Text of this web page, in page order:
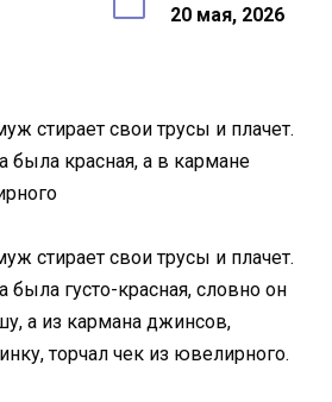
20 мая, 2026
стирает свои трусы и плачет.
была красная, а в кармане
стирает свои трусы и плачет.
была густо-красная, словно он
а из кармана джинсов,
торчал чек из ювелирного.